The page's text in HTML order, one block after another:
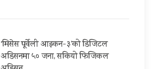
‘मिसेस पूर्वेली आइकन-३’को डिजिटल
अडिसनमा ५० जना, सकियो फिजिकल